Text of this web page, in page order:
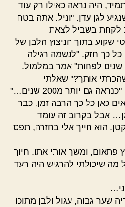
היה נראה כאילו רק עוד
לגן עדן. "וניל, אתה בטח
לקחת בשביל לצאת
שקוע בתוך הניצוץ הלבן של
כל כך חזק. "לנשמה רגילה
אמור לקחת יותר מ200 שנים לפחות" אמר במלמול.
אותך?" שאלתי
והסתובבתי אליו בחיוך. "כנראה גם יותר מ200 שנים…"
כאן כל כך הרבה זמן, כבר
אבל בקרוב זה עומד
הוא חייך אלי בחזרה, תפס
פתאום, ומשך אותי אתו. חיוך
מה שיכולתי להרגיש היה רעד
שער גבוה, עגול ולבן מתוכו